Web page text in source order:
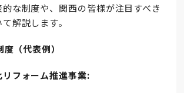
な制度や、関西の皆様が注目すべき
解説します。
（代表例）
フォーム推進事業: